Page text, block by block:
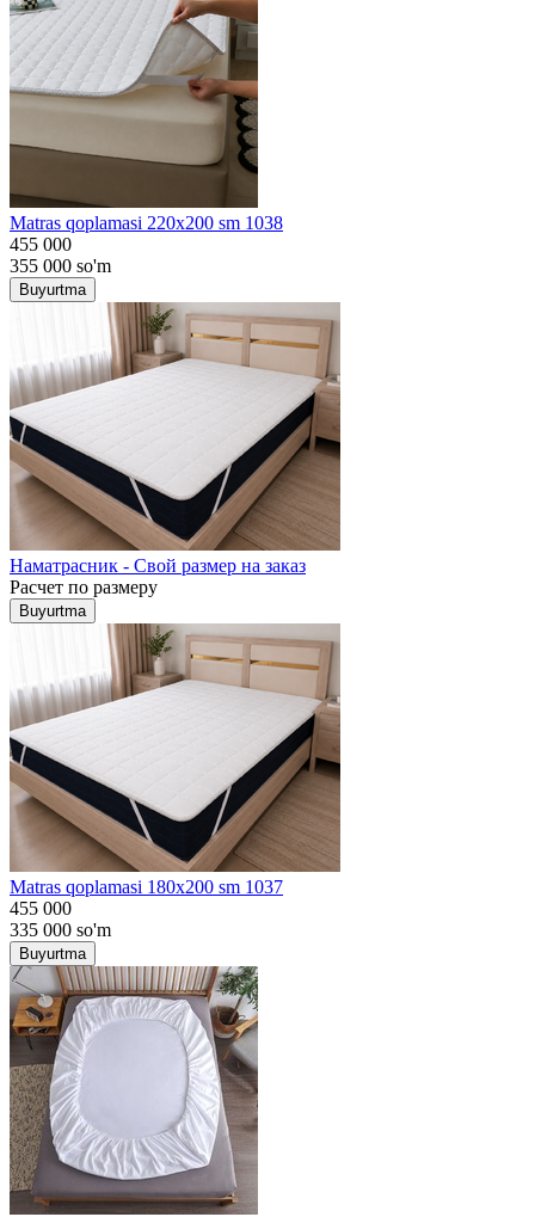
Matras qoplamasi 220x200 sm 1038
455 000
355 000 so'm
Buyurtma
Наматрасник - Свой размер на заказ
Расчет по размеру
Buyurtma
Matras qoplamasi 180x200 sm 1037
455 000
335 000 so'm
Buyurtma